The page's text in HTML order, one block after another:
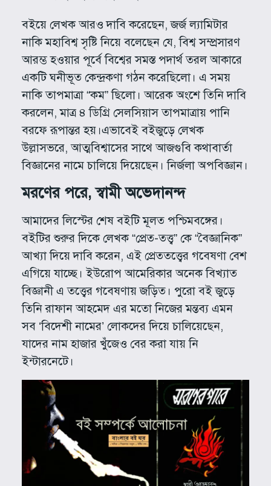
বইয়ে লেখক আরও দাবি করেছেন, জর্জ ল্যামিটার
নাকি মহাবিশ্ব সৃষ্টি নিয়ে বলেছেন যে, বিশ্ব সম্প্রসারণ
আরম্ভ হওয়ার পূর্বে বিশ্বের সমস্ত পদার্থ তরল আকারে
একটি ঘনীভূত কেন্দ্রকণা গঠন করেছিলো। এ সময়
নাকি তাপমাত্রা “কম” ছিলো। আরেক অংশে তিনি দাবি
করলেন, মাত্র ৪ ডিগ্রি সেলসিয়াস তাপমাত্রায় পানি
বরফে রূপান্তর হয়।এভাবেই বইজুড়ে লেখক
উল্লাসভরে, আত্মবিশ্বাসের সাথে আজগুবি কথাবার্তা
বিজ্ঞানের নামে চালিয়ে দিয়েছেন। নির্জলা অপবিজ্ঞান।
মরণের পরে, স্বামী অভেদানন্দ
আমাদের লিস্টের শেষ বইটি মূলত পশ্চিমবঙ্গের।
বইটির শুরুর দিকে লেখক “প্রেত-তত্ত্ব” কে “বৈজ্ঞানিক”
আখ্যা দিয়ে দাবি করেন, এই প্রেততত্ত্বের গবেষণা বেশ
এগিয়ে যাচ্ছে। ইউরোপ আমেরিকার অনেক বিখ্যাত
বিজ্ঞানী এ তত্ত্বের গবেষণায় জড়িত। পুরো বই জুড়ে
তিনি রাফান আহমেদ এর মতো নিজের মন্তব্য এমন
সব ‘বিদেশী নামের’ লোকদের দিয়ে চালিয়েছেন,
যাদের নাম হাজার খুঁজেও বের করা যায় নি
ইন্টারনেটে।